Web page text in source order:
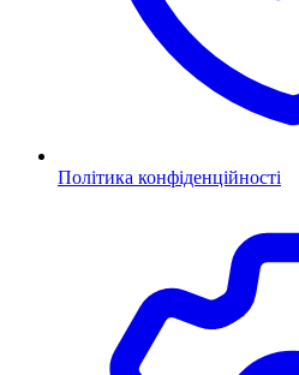
Політика конфіденційності